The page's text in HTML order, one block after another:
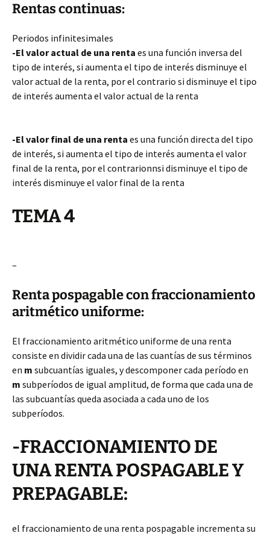
Rentas continuas:
Periodos infinitesimales
-El valor actual de una renta es una función inversa del
tipo de interés, si aumenta el tipo de interés disminuye el
valor actual de la renta, por el contrario si disminuye el tipo
de interés aumenta el valor actual de la renta
-El valor final de una renta es una función directa del tipo
de interés, si aumenta el tipo de interés aumenta el valor
final de la renta, por el contrarionnsi disminuye el tipo de
interés disminuye el valor final de la renta
TEMA 4
–
Renta pospagable con fraccionamiento
aritmético uniforme:
El fraccionamiento aritmético uniforme de una renta
consiste en dividir cada una de las cuantías de sus términos
en m subcuantías iguales, y descomponer cada período en
m subperíodos de igual amplitud, de forma que cada una de
las subcuantías queda asociada a cada uno de los
subperíodos.
-FRACCIONAMIENTO DE
UNA RENTA POSPAGABLE Y
PREPAGABLE:
el fraccionamiento de una renta pospagable incrementa su